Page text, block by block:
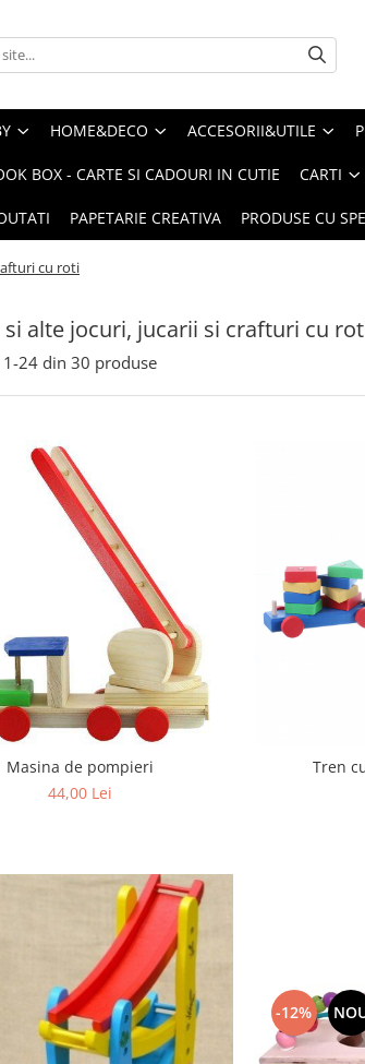
HOME&DECO ACCESORII&UTILE
BOX - CARTE SI CADOURI IN CUTIE CARTI
PAPETARIE CREATIVA PRODUSE CU
cu roti
alte jocuri, jucarii si crafturi cu
1-24 din 30 produse
Masina de pompieri
44,00 Lei
Tren
-12%